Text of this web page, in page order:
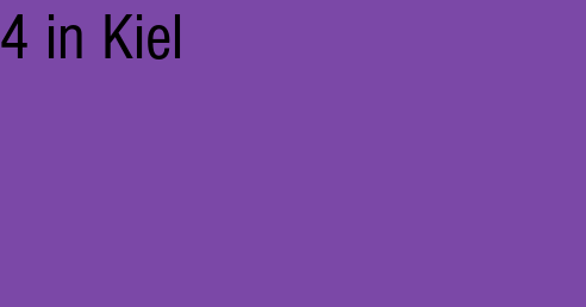
in Kiel